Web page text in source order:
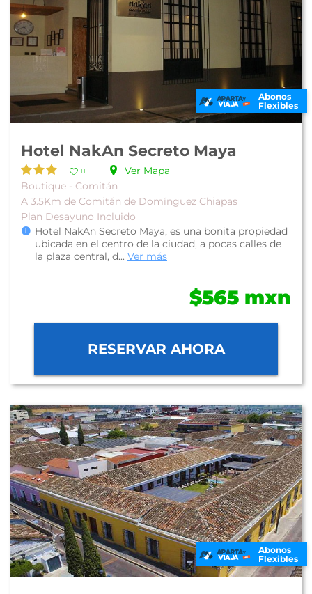
Abonos
Flexibles
Hotel NakAn Secreto Maya
11
Ver Mapa
Boutique - Comitán
A 3.5Km de Comitán de Domínguez Chiapas
Plan Desayuno Incluido
Hotel NakAn Secreto Maya, es una bonita propiedad
ubicada en el centro de la ciudad, a pocas calles de
la plaza central, d... Ver más
$565 mxn
RESERVAR AHORA
Abonos
Flexibles